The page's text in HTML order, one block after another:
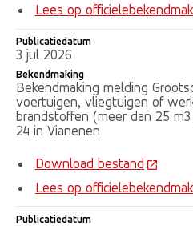
Lees op
Publicatiedatum
3 jul 2026
Bekendmaking
Bekendmaking melding
voertuigen, vliegtuigen of
brandstoffen (meer dan 25
24 in Vianenen
Download bestand
Lees op
Publicatiedatum